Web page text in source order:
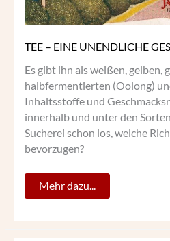
TEE – EINE UNENDLICHE
Es gibt ihn als weißen, gelben,
halbfermentierten (Oolong)
Inhaltsstoffe und
innerhalb und unter den
Sucherei schon los, welche
bevorzugen?
Mehr dazu...